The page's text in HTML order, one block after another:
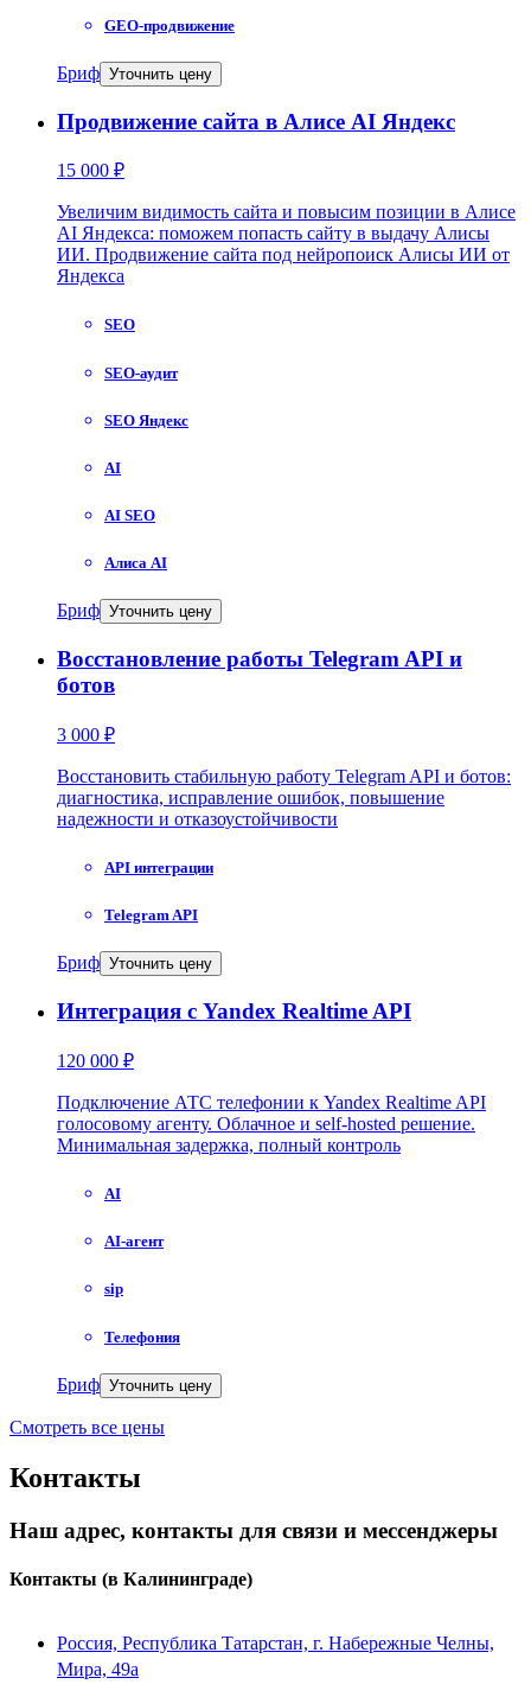
GEO-продвижение
Бриф Уточнить цену
Продвижение сайта в Алисе AI Яндекс
15 000 ₽
Увеличим видимость сайта и повысим позиции в Алисе
AI Яндекса: поможем попасть сайту в выдачу Алисы
ИИ. Продвижение сайта под нейропоиск Алисы ИИ от
Яндекса
SEO
SEO-аудит
SEO Яндекс
AI
AI SEO
Алиса AI
Бриф Уточнить цену
Восстановление работы Telegram API и
ботов
3 000 ₽
Восстановить стабильную работу Telegram API и ботов:
диагностика, исправление ошибок, повышение
надежности и отказоустойчивости
API интеграции
Telegram API
Бриф Уточнить цену
Интеграция с Yandex Realtime API
120 000 ₽
Подключение АТС телефонии к Yandex Realtime API
голосовому агенту. Облачное и self-hosted решение.
Минимальная задержка, полный контроль
AI
AI-агент
sip
Телефония
Бриф Уточнить цену
Смотреть все цены
Контакты
Наш адрес, контакты для связи и мессенджеры
Контакты (в Калининграде)
Россия, Республика Татарстан, г. Набережные Челны,
Мира, 49a